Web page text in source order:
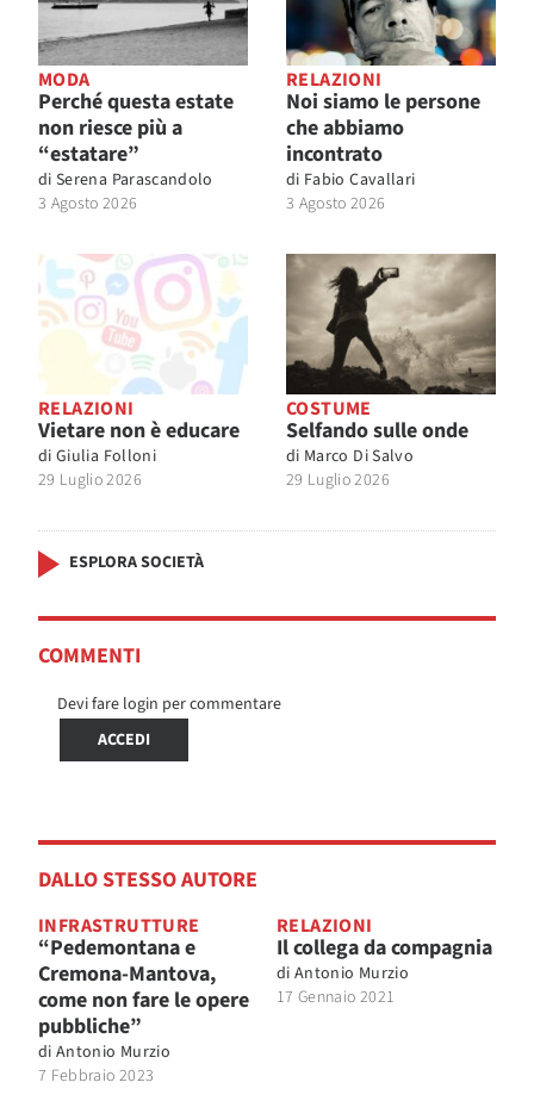
MODA
Perché questa estate
non riesce più a
“estatare”
di Serena Parascandolo
3 Agosto 2026
RELAZIONI
Noi siamo le persone
che abbiamo
incontrato
di Fabio Cavallari
3 Agosto 2026
RELAZIONI
Vietare non è educare
di Giulia Folloni
29 Luglio 2026
COSTUME
Selfando sulle onde
di Marco Di Salvo
29 Luglio 2026
ESPLORA SOCIETÀ
COMMENTI
Devi fare login per commentare
ACCEDI
DALLO STESSO AUTORE
INFRASTRUTTURE
“Pedemontana e
Cremona-Mantova,
come non fare le opere
pubbliche”
di Antonio Murzio
7 Febbraio 2023
RELAZIONI
Il collega da compagnia
di Antonio Murzio
17 Gennaio 2021